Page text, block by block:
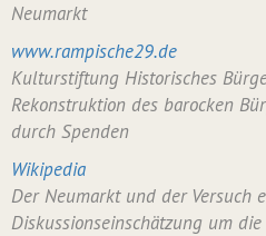
Neumarkt
www.rampische29.de
Kulturstiftung Historisches
Rekonstruktion des barocken
durch Spenden
Wikipedia
Der Neumarkt und der Versuch
Diskussionseinschätzung um